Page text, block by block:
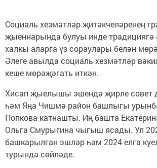
Социаль хезмәтләр җитәкчеләренең
җыеннарында булуы инде традициягә
халкы аларга үз сораулары белән
Әлеге авылда социаль хезмәтләр
кеше мөрәҗәгать иткән.
Хисап җыелышы эшендә җирле совет
һәм Яңа Чишмә район башлыгы
Попкова катнашты. Иң башта
Ольга Смурыгина чыгыш ясады. Ул
башкарылган эшләр һәм 2024 елга
турында сөйләде.